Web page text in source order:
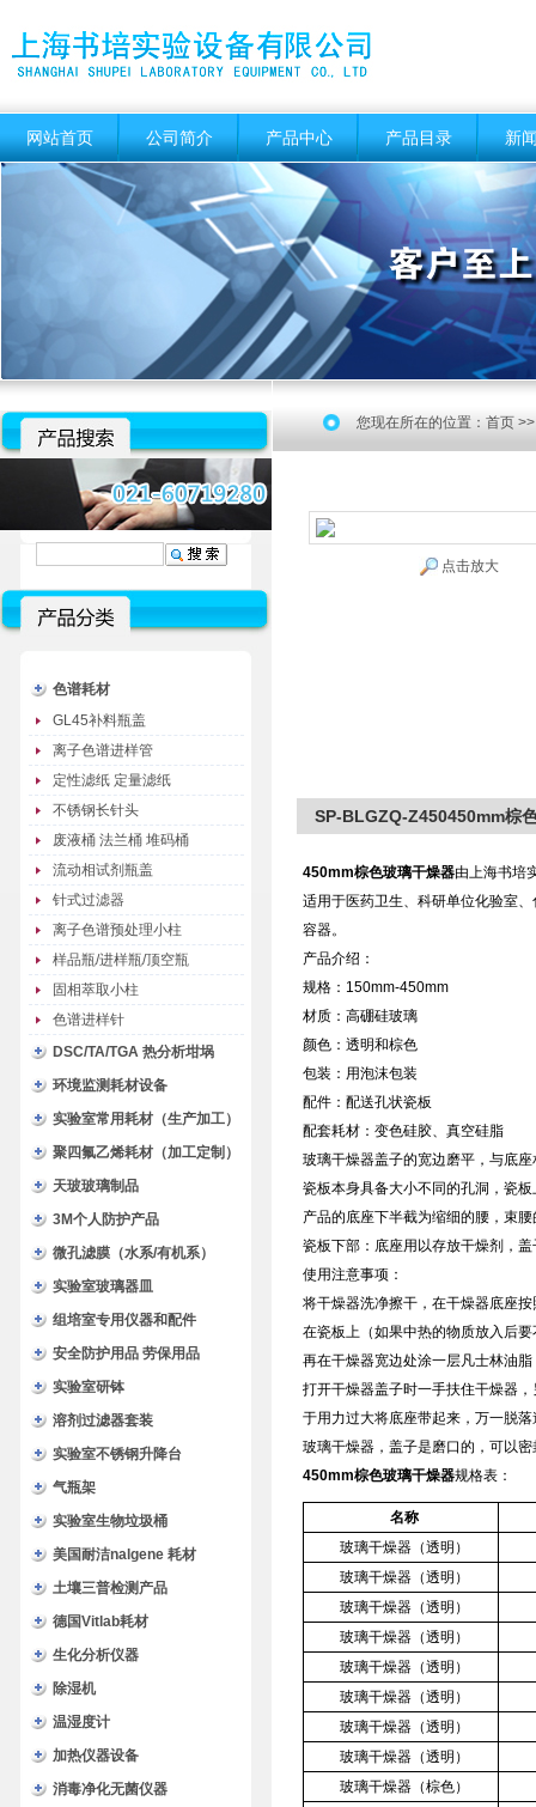
网站首页 公司简介 产品中心 产品目录 新
色谱耗材
GL45补料瓶盖
离子色谱进样管
定性滤纸 定量滤纸
不锈钢长针头
废液桶 法兰桶 堆码桶
流动相试剂瓶盖
针式过滤器
离子色谱预处理小柱
样品瓶/进样瓶/顶空瓶
固相萃取小柱
色谱进样针
DSC/TA/TGA 热分析坩埚
环境监测耗材设备
实验室常用耗材（生产加工）
聚四氟乙烯耗材（加工定制）
天玻玻璃制品
3M个人防护产品
微孔滤膜（水系/有机系）
实验室玻璃器皿
组培室专用仪器和配件
安全防护用品 劳保用品
实验室研钵
溶剂过滤器套装
实验室不锈钢升降台
气瓶架
实验室生物垃圾桶
美国耐洁nalgene 耗材
土壤三普检测产品
德国Vitlab耗材
生化分析仪器
除湿机
温湿度计
加热仪器设备
消毒净化无菌仪器
您现在所在的位置： 首页
点击放大
SP-BLGZQ-Z450450mm棕
450mm棕色玻璃干燥器由上海书培
适用于医药卫生、科研单位化验室
容器。
产品介绍：
规格：150mm-450mm
材质：高硼硅玻璃
颜色：透明和棕色
包装：用泡沫包装
配件：配送孔状瓷板
配套耗材：变色硅胶、真空硅脂
玻璃干燥器盖子的宽边磨平，与底
瓷板本身具备大小不同的孔洞，瓷
产品的底座下半截为缩细的腰，束
瓷板下部：底座用以存放干燥剂，
使用注意事项：
将干燥器洗净擦干，在干燥器底座
在瓷板上（如果中热的物质放入后
再在干燥器宽边处涂一层凡士林油
打开干燥器盖子时一手扶住干燥器
于用力过大将底座带起来，万一脱
玻璃干燥器，盖子是磨口的，可以
450mm棕色玻璃干燥器规格表：
名称
玻璃干燥器（透明）
玻璃干燥器（透明）
玻璃干燥器（透明）
玻璃干燥器（透明）
玻璃干燥器（透明）
玻璃干燥器（透明）
玻璃干燥器（透明）
玻璃干燥器（透明）
玻璃干燥器（棕色）